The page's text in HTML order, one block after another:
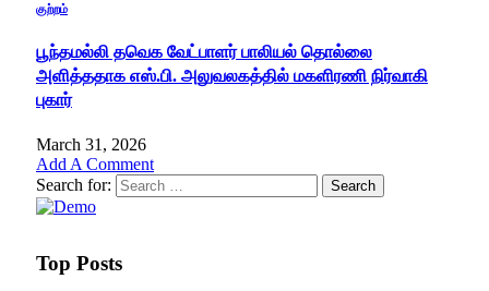
குற்றம்
பூந்தமல்லி தவெக வேட்பாளர் பாலியல் தொல்லை
அளித்ததாக எஸ்.பி. அலுவலகத்தில் மகளிரணி நிர்வாகி
புகார்
March 31, 2026
Add A Comment
Search for:
Top Posts